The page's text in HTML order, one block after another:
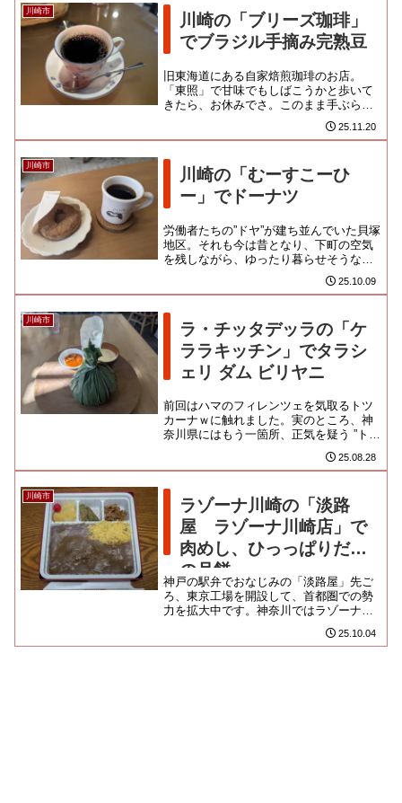
川崎市
川崎の「ブリーズ珈琲」
でブラジル手摘み完熟豆
旧東海道にある自家焙煎珈琲のお店。
「東照」で甘味でもしばこうかと歩いて
きたら、お休みでさ。このまま手ぶらで
駅に戻るのも悔しいから、近場で一服で
きるとこを検索したのです。私は...25.11.20
川崎市
川崎の「むーすこーひ
ー」でドーナツ
労働者たちの”ドヤ”が建ち並んでいた貝塚
地区。それも今は昔となり、下町の空気
を残しながら、ゆったり暮らせそうな街
並みに変貌しております。「貝塚商店
街」という組織があるのかは...
25.10.09
川崎市
ラ・チッタデッラの「ケ
ララキッチン」でタラシ
ェリ ダム ビリヤニ
前回はハマのフィレンツェを気取るトツ
カーナｗに触れました。実のところ、神
奈川県にはもう一箇所、正気を疑う ”トス
カーナ地方の丘の街並み” が存在するので
25.08.28
川崎市
ラゾーナ川崎の「淡路
屋 ラゾーナ川崎店」で
肉めし、ひっっぱりだこ
の月餅
神戸の駅弁でおなじみの「淡路屋」先ご
ろ、東京工場を開設して、首都圏での勢
力を拡大中です。神奈川ではラゾーナへ
常設の販売店舗を出店して驚きました
ね。ハレもケも担う某シウマイと...25.10.04